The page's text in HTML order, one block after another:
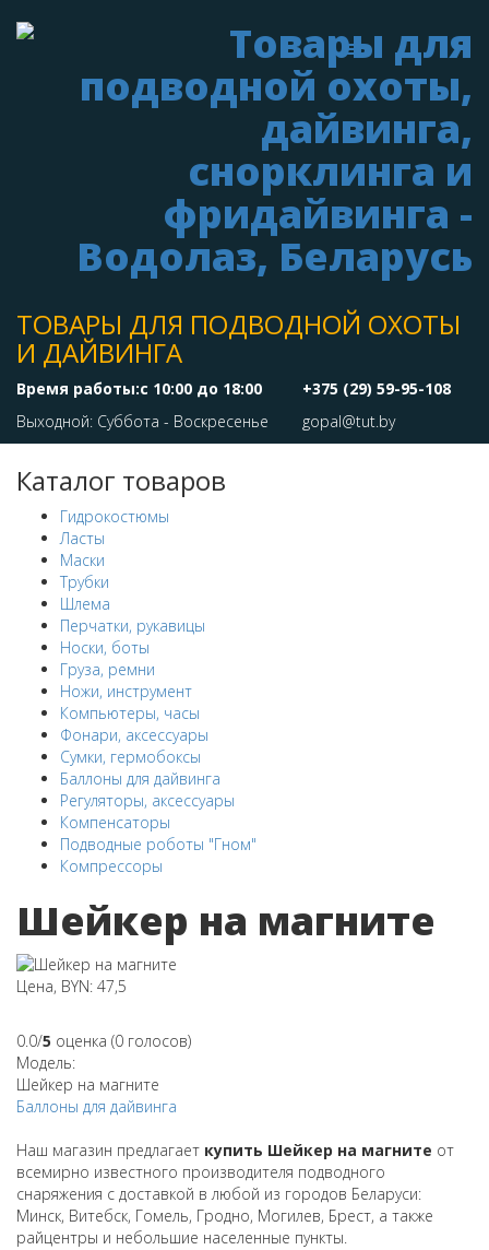
ТОВАРЫ ДЛЯ ПОДВОДНОЙ ОХОТЫ
И ДАЙВИНГА
Время работы:с 10:00 до 18:00
Выходной: Суббота - Воскресенье
+375 (29) 59-95-108
gopal@tut.by
Каталог товаров
Гидрокостюмы
Ласты
Маски
Трубки
Шлема
Перчатки, рукавицы
Носки, боты
Груза, ремни
Ножи, инструмент
Компьютеры, часы
Фонари, аксессуары
Сумки, гермобоксы
Баллоны для дайвинга
Регуляторы, аксессуары
Компенсаторы
Подводные роботы "Гном"
Компрессоры
Шейкер на магните
Цена, BYN: 47,5
0.0/5 оценка (0 голосов)
Модель:
Шейкер на магните
Баллоны для дайвинга
Наш магазин предлагает купить Шейкер на магните от
всемирно известного производителя подводного
снаряжения с доставкой в любой из городов Беларуси:
Минск, Витебск, Гомель, Гродно, Могилев, Брест, а также
райцентры и небольшие населенные пункты.